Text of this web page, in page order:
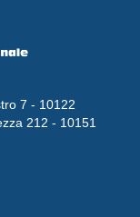
7 - 10122
212 - 10151